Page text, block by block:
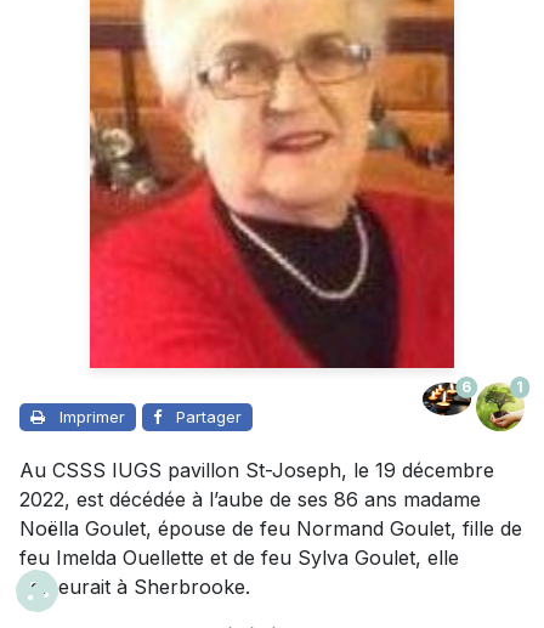
Imprimer Partager
6 1
Au CSSS IUGS pavillon St-Joseph, le 19 décembre
2022, est décédée à l’aube de ses 86 ans madame
Noëlla Goulet, épouse de feu Normand Goulet, fille de
feu Imelda Ouellette et de feu Sylva Goulet, elle
demeurait à Sherbrooke.